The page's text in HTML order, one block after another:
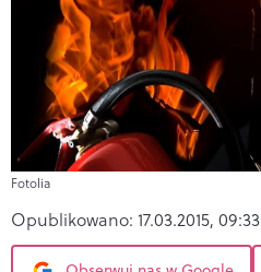
Fotolia
Opublikowano: 17.03.2015, 09:33